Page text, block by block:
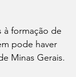
à formação de
pode haver
Minas Gerais.